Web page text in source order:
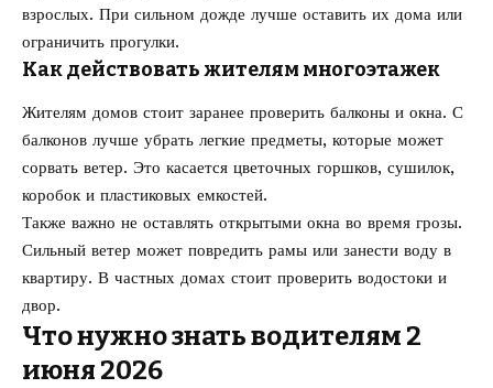
взрослых. При сильном дожде лучше оставить их дома или
ограничить прогулки.
Как действовать жителям многоэтажек
Жителям домов стоит заранее проверить балконы и окна. С
балконов лучше убрать легкие предметы, которые может
сорвать ветер. Это касается цветочных горшков, сушилок,
коробок и пластиковых емкостей.
Также важно не оставлять открытыми окна во время грозы.
Сильный ветер может повредить рамы или занести воду в
квартиру. В частных домах стоит проверить водостоки и
двор.
Что нужно знать водителям 2
июня 2026